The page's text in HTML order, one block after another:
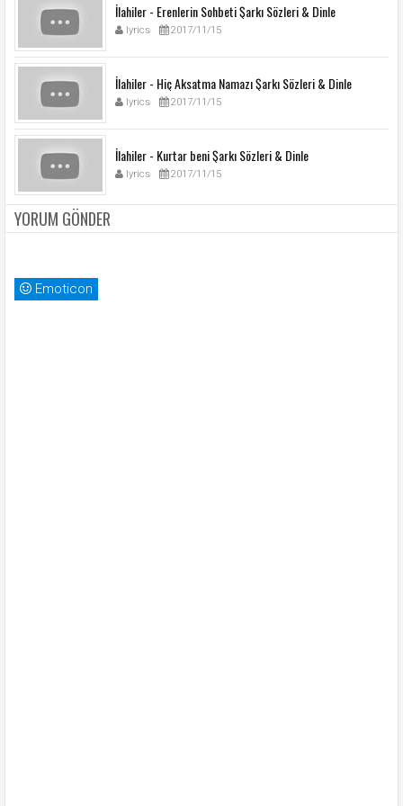
İlahiler - Erenlerin Sohbeti Şarkı Sözleri & Dinle
lyrics 2017/11/15
İlahiler - Hiç Aksatma Namazı Şarkı Sözleri & Dinle
lyrics 2017/11/15
İlahiler - Kurtar beni Şarkı Sözleri & Dinle
lyrics 2017/11/15
YORUM GÖNDER
Emoticon